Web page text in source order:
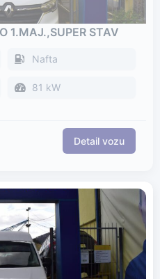
1.MAJ.,SUPER STAV
Nafta
81 kW